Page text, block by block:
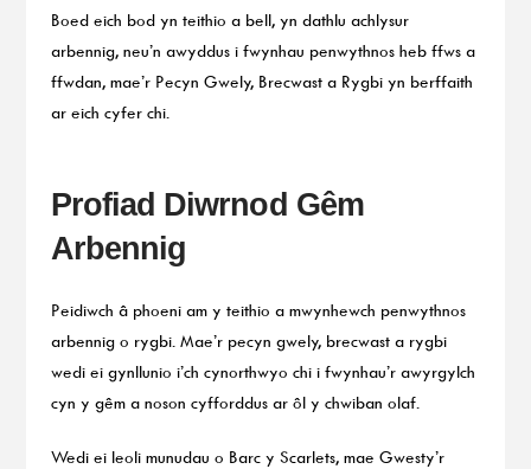
Boed eich bod yn teithio a bell, yn dathlu achlysur
arbennig, neu’n awyddus i fwynhau penwythnos heb ffws a
ffwdan, mae’r Pecyn Gwely, Brecwast a Rygbi yn berffaith
ar eich cyfer chi.
Profiad Diwrnod Gêm
Arbennig
Peidiwch â phoeni am y teithio a mwynhewch penwythnos
arbennig o rygbi. Mae’r pecyn gwely, brecwast a rygbi
wedi ei gynllunio i’ch cynorthwyo chi i fwynhau’r awyrgylch
cyn y gêm a noson cyfforddus ar ôl y chwiban olaf.
Wedi ei leoli munudau o Barc y Scarlets, mae Gwesty’r